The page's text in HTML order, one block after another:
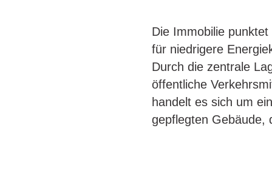
Die Immobilie
für niedrigere
Durch die zentrale
öffentliche
handelt es sich um
gepflegten Gebäude,